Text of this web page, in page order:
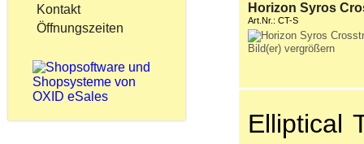
Kontakt
Öffnungszeiten
Horizon Syros
Art.Nr.: CT-S
Bild(er) vergrößern
Elliptical